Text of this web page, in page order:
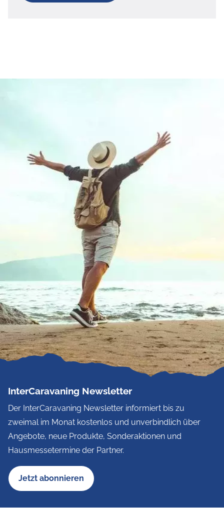
InterCaravaning Newsletter
Der InterCaravaning Newsletter informiert bis zu
zweimal im Monat kostenlos und unverbindlich über
Angebote, neue Produkte, Sonderaktionen und
Hausmessetermine der Partner.
Jetzt abonnieren